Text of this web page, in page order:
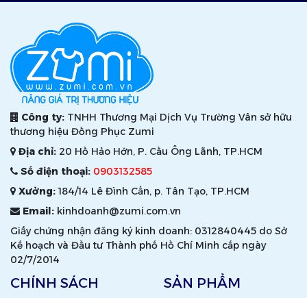
Công ty: TNHH Thương Mại Dịch Vụ Trường Vân sở hữu
thương hiệu Đồng Phục Zumi
Địa chỉ: 20 Hồ Hảo Hớn, P. Cầu Ông Lãnh, TP.HCM
Số điện thoại: 0903132585
Xưởng:184/14 Lê Đình Cẩn, p. Tân Tạo, TP.HCM
Email: kinhdoanh@zumi.com.vn
Giấy chứng nhận đăng ký kinh doanh: 0312840445 do Sở
Kế hoạch và Đầu tư Thành phố Hồ Chí Minh cấp ngày
02/7/2014
CHÍNH SÁCH SẢN PHẨM